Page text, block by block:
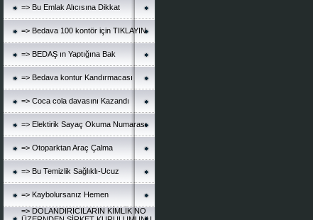
=> Bu Emlak Alıcısına Dikkat
=> Bedava 100 kontör için TIKLAYIN
=> BEDAŞ ın Yaptığına Bak
=> Bedava kontur Kandırmacası
=> Coca cola davasını Kazandı
=> Elektirik Sayaç Okuma Numarası
=> Otoparktan Araç Çalma
=> Bu Temizlik Sağlıklı-Ucuz
=> Kaybolursanız Hemen
=> DOLANDIRICILARIN KİMLİK NO